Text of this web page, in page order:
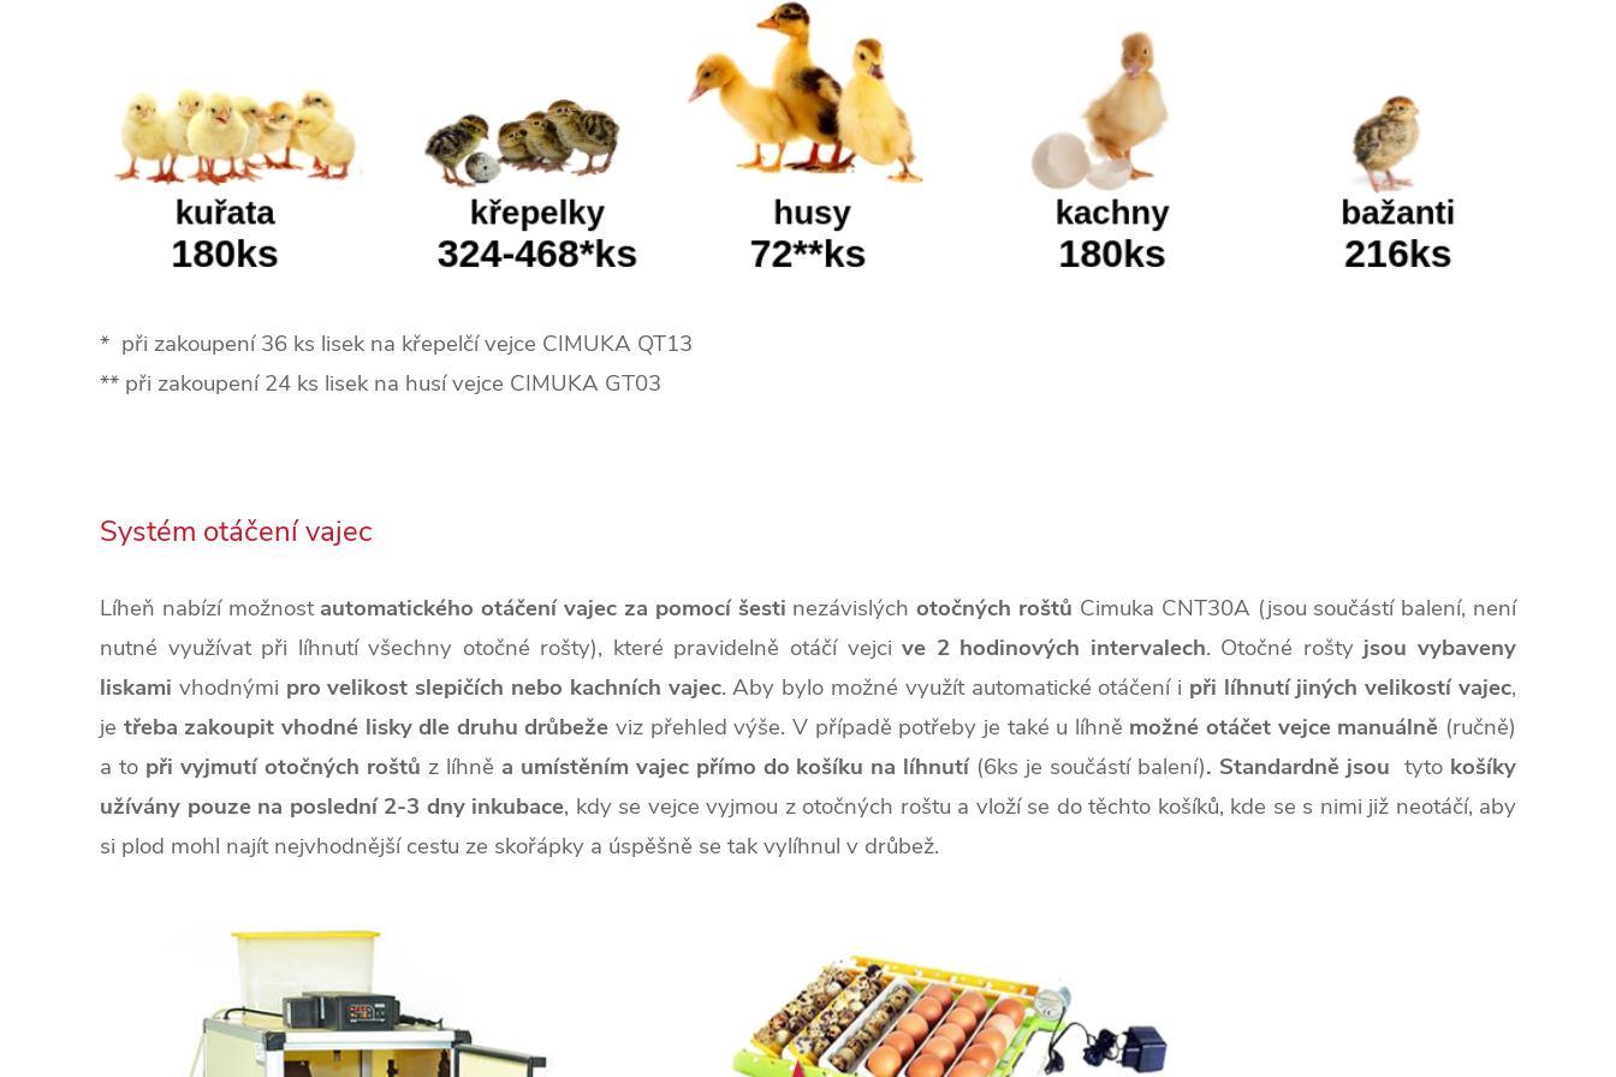
* při zakoupení 36 ks lisek na křepelčí vejce CIMUKA QT13
** při zakoupení 24 ks lisek na husí vejce CIMUKA GT03
Systém otáčení vajec
Líheň nabízí možnostautomatického otáčení vajec za pomocí šesti nezávislýchotočných roštů Cimuka CNT30A (jsou součástí balení, není
nutné využívat při líhnutí všechny otočné rošty), které pravidelně otáčí vejcive 2 hodinových intervalech. Otočné roštyjsou vybaveny
liskami vhodnými pro velikost slepičích nebo kachních vajec. Aby bylo možné využít automatické otáčení i při líhnutí jiných velikostí vajec,
je třeba zakoupit vhodné lisky dle druhu drůbeže viz přehled výše. V případě potřeby je také u líhně možné otáčet vejce manuálně (ručně)
a to při vyjmutí otočných roštů z líhně a umístěním vajec přímo do košíku na líhnutí (6ks je součástí balení). Standardně jsou tyto košíky
užívány pouze na poslední 2-3 dny inkubace, kdy se vejce vyjmou z otočných roštu a vloží se do těchto košíků, kde se s nimi již neotáčí, aby
si plod mohl najít nejvhodnější cestu ze skořápky a úspěšně se tak vylíhnul v drůbež.